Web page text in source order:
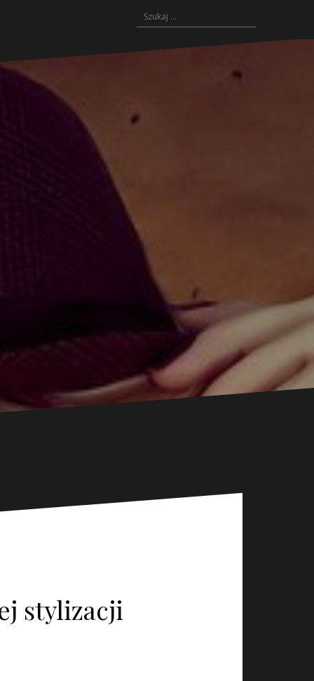
Szukaj:
stylizacji